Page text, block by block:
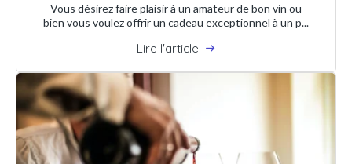
Vous désirez faire plaisir à un amateur de bon vin ou
bien vous voulez offrir un cadeau exceptionnel à un p...
Lire l'article